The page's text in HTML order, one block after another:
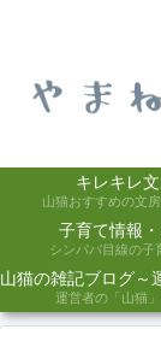
キレキレ
山猫おすすめの文
子育て情報
シンパパ目線の子
山猫の雑記ブログ～
運営者の「山猫」